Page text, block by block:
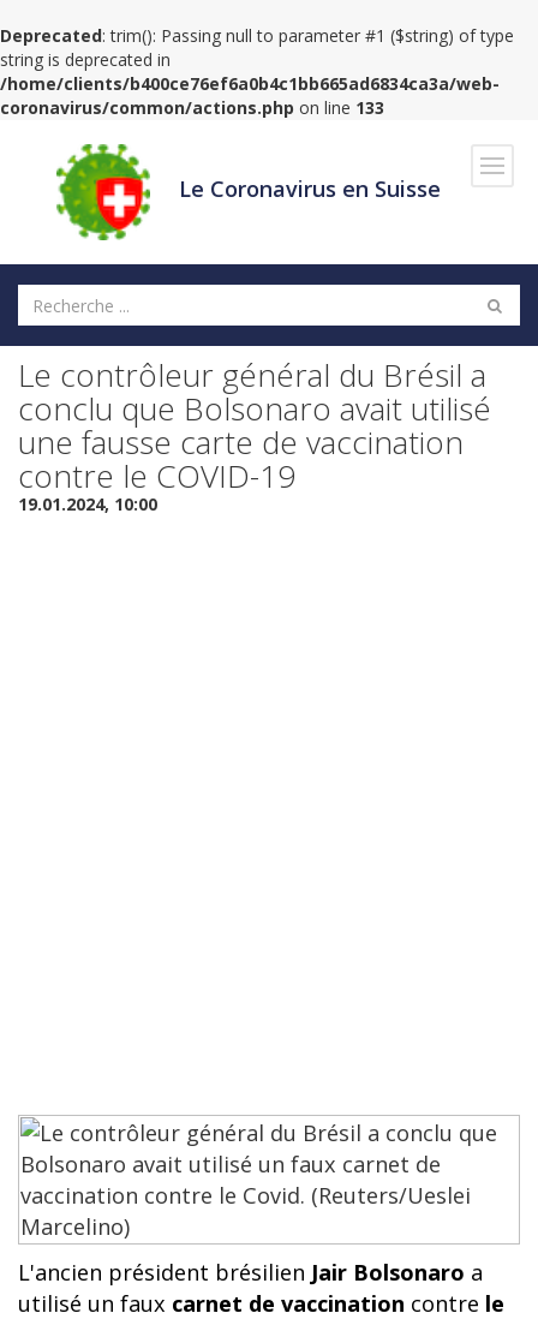
Deprecated: trim(): Passing null to parameter #1 ($string) of type
string is deprecated in
/home/clients/b400ce76ef6a0b4c1bb665ad6834ca3a/web-
coronavirus/common/actions.php on line 133
Le Coronavirus en Suisse
Le contrôleur général du Brésil a
conclu que Bolsonaro avait utilisé
une fausse carte de vaccination
contre le COVID-19
19.01.2024, 10:00
L'ancien président brésilien Jair Bolsonaro a
utilisé un faux carnet de vaccination contre le